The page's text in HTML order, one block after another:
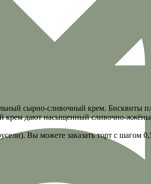
сырно-сливочный крем. Бисквиты
крем дают насыщенный сливочно-
Вы можете заказать торт с шагом